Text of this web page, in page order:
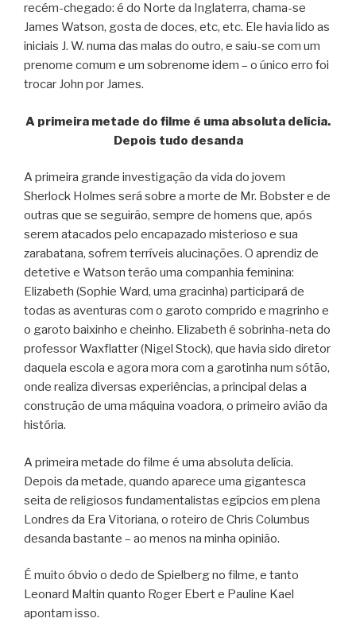
recém-chegado: é do Norte da Inglaterra, chama-se
James Watson, gosta de doces, etc, etc. Ele havia lido as
iniciais J. W. numa das malas do outro, e saiu-se com um
prenome comum e um sobrenome idem – o único erro foi
trocar John por James.
A primeira metade do filme é uma absoluta delícia.
Depois tudo desanda
A primeira grande investigação da vida do jovem
Sherlock Holmes será sobre a morte de Mr. Bobster e de
outras que se seguirão, sempre de homens que, após
serem atacados pelo encapazado misterioso e sua
zarabatana, sofrem terríveis alucinações. O aprendiz de
detetive e Watson terão uma companhia feminina:
Elizabeth (Sophie Ward, uma gracinha) participará de
todas as aventuras com o garoto comprido e magrinho e
o garoto baixinho e cheinho. Elizabeth é sobrinha-neta do
professor Waxflatter (Nigel Stock), que havia sido diretor
daquela escola e agora mora com a garotinha num sótão,
onde realiza diversas experiências, a principal delas a
construção de uma máquina voadora, o primeiro avião da
história.
A primeira metade do filme é uma absoluta delícia.
Depois da metade, quando aparece uma gigantesca
seita de religiosos fundamentalistas egípcios em plena
Londres da Era Vitoriana, o roteiro de Chris Columbus
desanda bastante – ao menos na minha opinião.
É muito óbvio o dedo de Spielberg no filme, e tanto
Leonard Maltin quanto Roger Ebert e Pauline Kael
apontam isso.